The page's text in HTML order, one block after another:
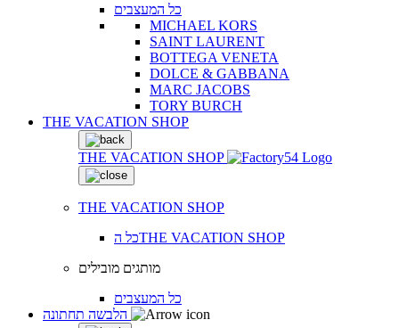
כל המעצבים
MICHAEL KORS
SAINT LAURENT
BOTTEGA VENETA
DOLCE & GABBANA
MARC JACOBS
TORY BURCH
THE VACATION SHOP
THE VACATION SHOP
THE VACATION SHOP
כל הTHE VACATION SHOP
מותגים מובילים
כל המעצבים